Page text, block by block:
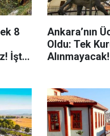
8
İşte
Ankara’nın
Oldu: Tek